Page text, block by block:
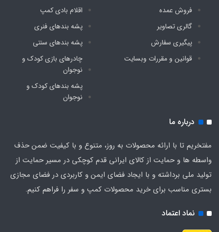
نماد اعتماد
فروش عمده
گالری تصاویر
پیگیری سفارش
قوانین و مقررات وبسایت
اقلام بادی کمپ
پشه‌ بندهای فنری
پشه‌ بندهای سنتی
چادرهای بازی کودک و
نوجوان
پشه‌ بندهای کودک و
نوجوان
درباره ما
مفتخریم تا با ارائه محصولات به روز، متنوع و با کیفیت ضمن حذف
واسطه ها و حمایت از کالای ایرانی قدم کوچکی در مسیر حمایت از
تولید ملی برداشته و با ایجاد فضای ایمن و کاربردی در فضای مجازی
بستری مناسب برای خرید محصولات کمپ و سفر را فراهم کنیم.